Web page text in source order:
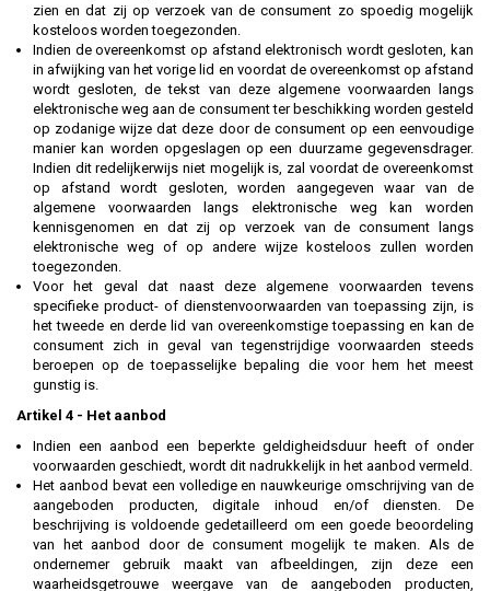
zien en dat zij op verzoek van de consument zo spoedig mogelijk
kosteloos worden toegezonden.
Indien de overeenkomst op afstand elektronisch wordt gesloten, kan
in afwijking van het vorige lid en voordat de overeenkomst op afstand
wordt gesloten, de tekst van deze algemene voorwaarden langs
elektronische weg aan de consument ter beschikking worden gesteld
op zodanige wijze dat deze door de consument op een eenvoudige
manier kan worden opgeslagen op een duurzame gegevensdrager.
Indien dit redelijkerwijs niet mogelijk is, zal voordat de overeenkomst
op afstand wordt gesloten, worden aangegeven waar van de
algemene voorwaarden langs elektronische weg kan worden
kennisgenomen en dat zij op verzoek van de consument langs
elektronische weg of op andere wijze kosteloos zullen worden
toegezonden.
Voor het geval dat naast deze algemene voorwaarden tevens
specifieke product- of dienstenvoorwaarden van toepassing zijn, is
het tweede en derde lid van overeenkomstige toepassing en kan de
consument zich in geval van tegenstrijdige voorwaarden steeds
beroepen op de toepasselijke bepaling die voor hem het meest
gunstig is.
Artikel 4 - Het aanbod
Indien een aanbod een beperkte geldigheidsduur heeft of onder
voorwaarden geschiedt, wordt dit nadrukkelijk in het aanbod vermeld.
Het aanbod bevat een volledige en nauwkeurige omschrijving van de
aangeboden producten, digitale inhoud en/of diensten. De
beschrijving is voldoende gedetailleerd om een goede beoordeling
van het aanbod door de consument mogelijk te maken. Als de
ondernemer gebruik maakt van afbeeldingen, zijn deze een
waarheidsgetrouwe weergave van de aangeboden producten,